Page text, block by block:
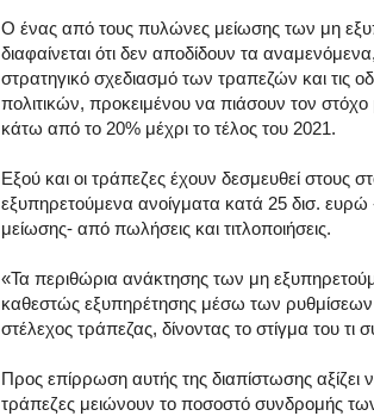
Ο ένας από τους πυλώνες μείωσης των μη
διαφαίνεται ότι δεν αποδίδουν τα
στρατηγικό σχεδιασμό των τραπεζών και τις
πολιτικών, προκειμένου να πιάσουν τον
κάτω από το 20% μέχρι το τέλος του 2021.
Εξού και οι τράπεζες έχουν δεσμευθεί στους
εξυπηρετούμενα ανοίγματα κατά 25 δισ. ευρώ
μείωσης- από πωλήσεις και τιτλοποιήσεις.
«Τα περιθώρια ανάκτησης των μη
καθεστώς εξυπηρέτησης μέσω των
στέλεχος τράπεζας, δίνοντας το στίγμα του τι
Προς επίρρωση αυτής της διαπίστωσης αξίζει
τράπεζες μειώνουν το ποσοστό συνδρομής